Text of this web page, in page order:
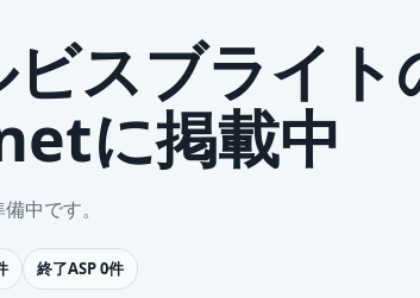
ビスブライ
に掲載中
中です。
終了ASP 0件